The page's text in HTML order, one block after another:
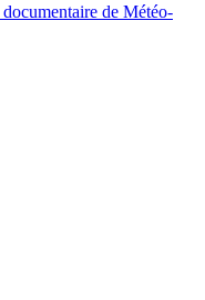
de Météo-